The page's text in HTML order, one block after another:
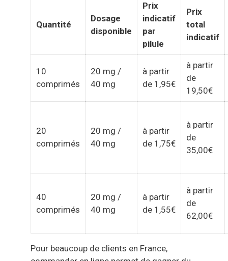
Quantité
Dosage
disponible
Prix
indicatif
par
pilule
Prix
total
indicatif
10
comprimés
20 mg /
40 mg
à partir
de 1,95€
à partir
de
19,50€
20
comprimés
20 mg /
40 mg
à partir
de 1,75€
à partir
de
35,00€
40
comprimés
20 mg /
40 mg
à partir
de 1,55€
à partir
de
62,00€
Pour beaucoup de clients en France,